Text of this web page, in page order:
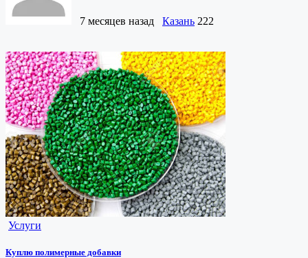
7 месяцев назад Казань 222
Услуги
Куплю полимерные добавки